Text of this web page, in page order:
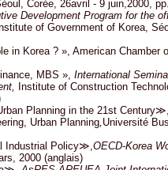
Corée, 26avril - 9 juin,2000,
Development Program for the
of Government of Korea,
in Korea ? », American Chamber
MBS », International
Institute of Construction
Planning in the 21st
Urban Planning, Université
Industrial Policy≫, OECD-Korea
2000 (anglais)